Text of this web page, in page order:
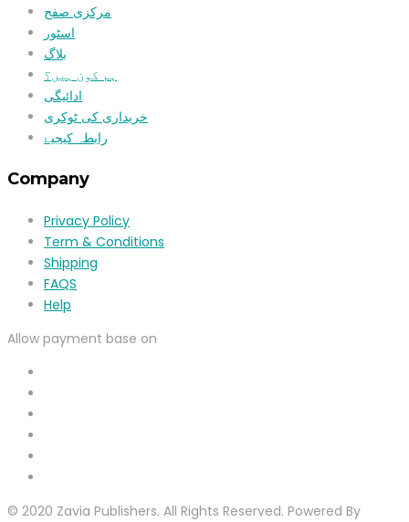
مرکزی صفح
اسٹور
بلاگ
ہم کون ہیں؟
ادائیگی
خریداری کی ٹوکری
رابطہ کیجیۓ
Company
Privacy Policy
Term & Conditions
Shipping
FAQS
Help
Allow payment base on
© 2020 Zavia Publishers. All Rights Reserved. Powered By